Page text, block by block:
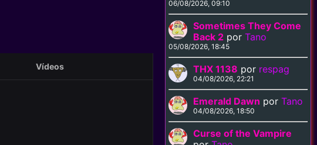
Vídeos
06/08/2026, 09:10
Sometimes They Come
Back 2 porTano
05/08/2026, 18:45
THX 1138 por respag
04/08/2026, 22:21
Emerald Dawn porTano
04/08/2026, 18:50
Curse of the Vampire